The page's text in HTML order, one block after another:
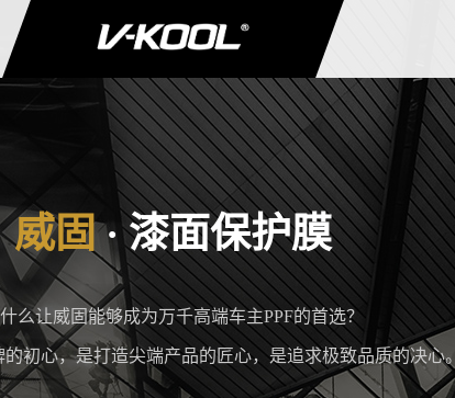
么让威固能够成为万千高端车主PPF的首选？
初心，是打造尖端产品的匠心，是追求极致品质的决心。